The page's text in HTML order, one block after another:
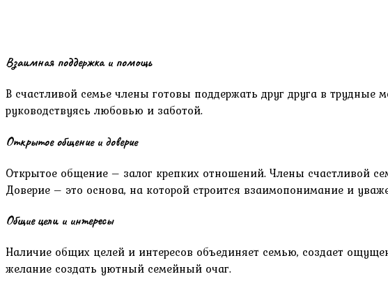
Взаимная поддержка и помощь
В счастливой семье члены готовы поддержать друг друга в трудные
руководствуясь любовью и заботой.
Открытое общение и доверие
Открытое общение – залог крепких отношений. Члены счастливой
Доверие – это основа, на которой строится взаимопонимание и
Общие цели и интересы
Наличие общих целей и интересов объединяет семью, создает
желание создать уютный семейный очаг.